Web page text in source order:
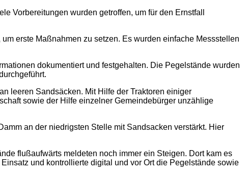
Vorbereitungen wurden getroffen, um für den Ernstfall
erste Maßnahmen zu setzen. Es wurden einfache Messstellen
dokumentiert und festgehalten. Die Pegelstände wurden
leeren Sandsäcken. Mit Hilfe der Traktoren einiger
sowie der Hilfe einzelner Gemeindebürger unzählige
an der niedrigsten Stelle mit Sandsacken verstärkt. Hier
flußaufwärts meldeten noch immer ein Steigen. Dort kam es
und kontrollierte digital und vor Ort die Pegelstände sowie